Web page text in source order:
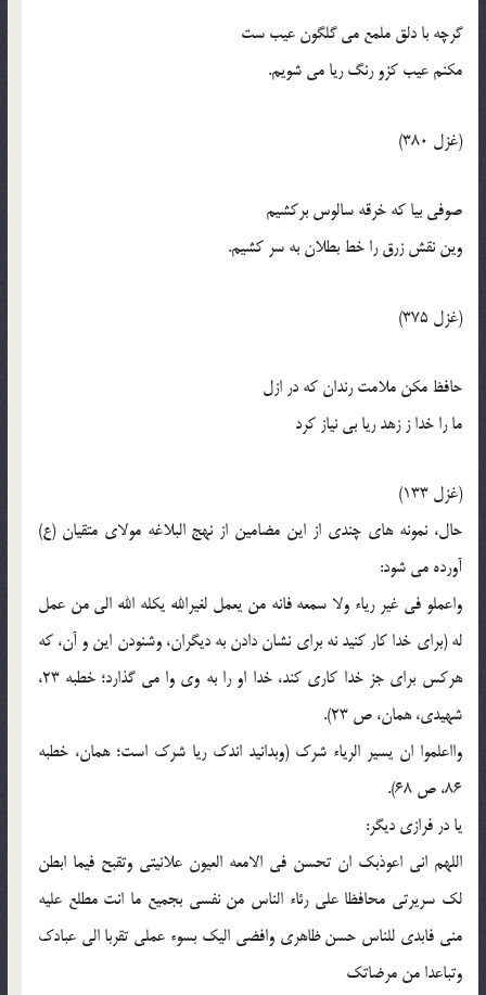
گرچه با دلق ملمع مي گلگون عيب ست
مکنم عيب کزو رنگ ريا مي شويم.
(غزل 380)
صوفي بيا که خرقه سالوس برکشيم
وين نقش زرق را خط بطلان به سر کشيم.
(غزل 375)
حافظ مکن ملامت رندان که در ازل
ما را خدا ز زهد ريا بي نياز کرد
(غزل 133)
حال، نمونه هاي چندي از اين مضامين از نهج البلاغه مولاي متقيان (ع)
آورده مي شود:
واعملو في غير رياء ولا سمعه فانه من يعمل لغيرالله يکله الله الي من عمل
له (براي خدا کار کنيد نه براي نشان دادن به ديگران، وشنودن اين و آن، که
هرکس براي جز خدا کاري کند، خدا او را به وي وا مي گذارد؛ خطبه 23،
شهيدي، همان، ص 23).
وااعلموا ان يسير الرياء شرک (وبدانيد اندک ريا شرک است؛ همان، خطبه
86، ص 68).
يا در فرازي ديگر:
اللهم اني اعوذبک ان تحسن في الامعه العيون علانيتي وتقبح فيما ابطن
لک سريرتي محافظا علي رئاء الناس من نفسي بجميع ما انت مطلع عليه
مني فابدي للناس حسن ظاهري وافضي اليک بسوء عملي تقربا الي عبادک
وتباعدا من مرضاتک